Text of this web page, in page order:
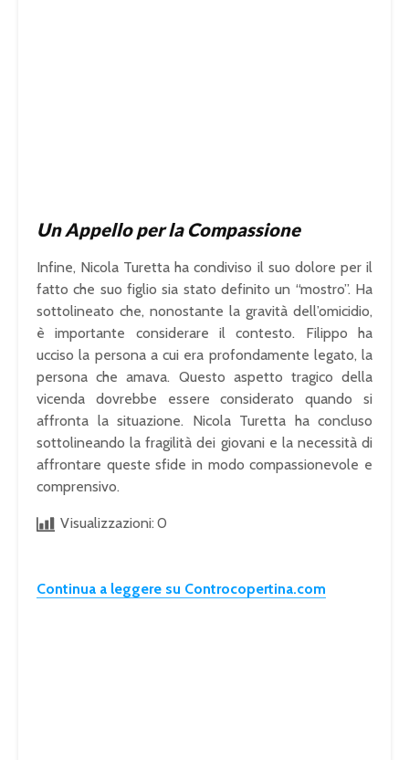
Un Appello per la Compassione
Infine, Nicola Turetta ha condiviso il suo dolore per il
fatto che suo figlio sia stato definito un “mostro”. Ha
sottolineato che, nonostante la gravità dell’omicidio,
è importante considerare il contesto. Filippo ha
ucciso la persona a cui era profondamente legato, la
persona che amava. Questo aspetto tragico della
vicenda dovrebbe essere considerato quando si
affronta la situazione. Nicola Turetta ha concluso
sottolineando la fragilità dei giovani e la necessità di
affrontare queste sfide in modo compassionevole e
comprensivo.
Visualizzazioni: 0
Continua a leggere su Controcopertina.com